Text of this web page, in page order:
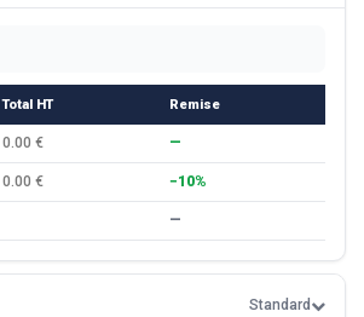
Total HT Remise
0.00 € —
0.00 € −10%
—
Standard